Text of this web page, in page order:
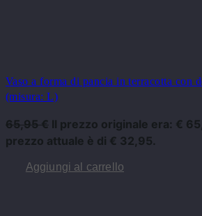
Vaso a forma di pancia in terracotta con
(misura: L)
65,95€ Il prezzo originale era: €
prezzo attuale è di € 32,95.
Aggiungi al carrello